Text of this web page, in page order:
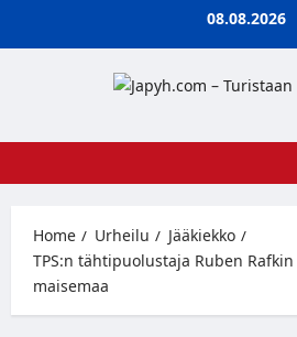
08.08.2026
Home Urheilu
Jääkiekko
TPS:n tähtipuolustaja Ruben
maisemaa